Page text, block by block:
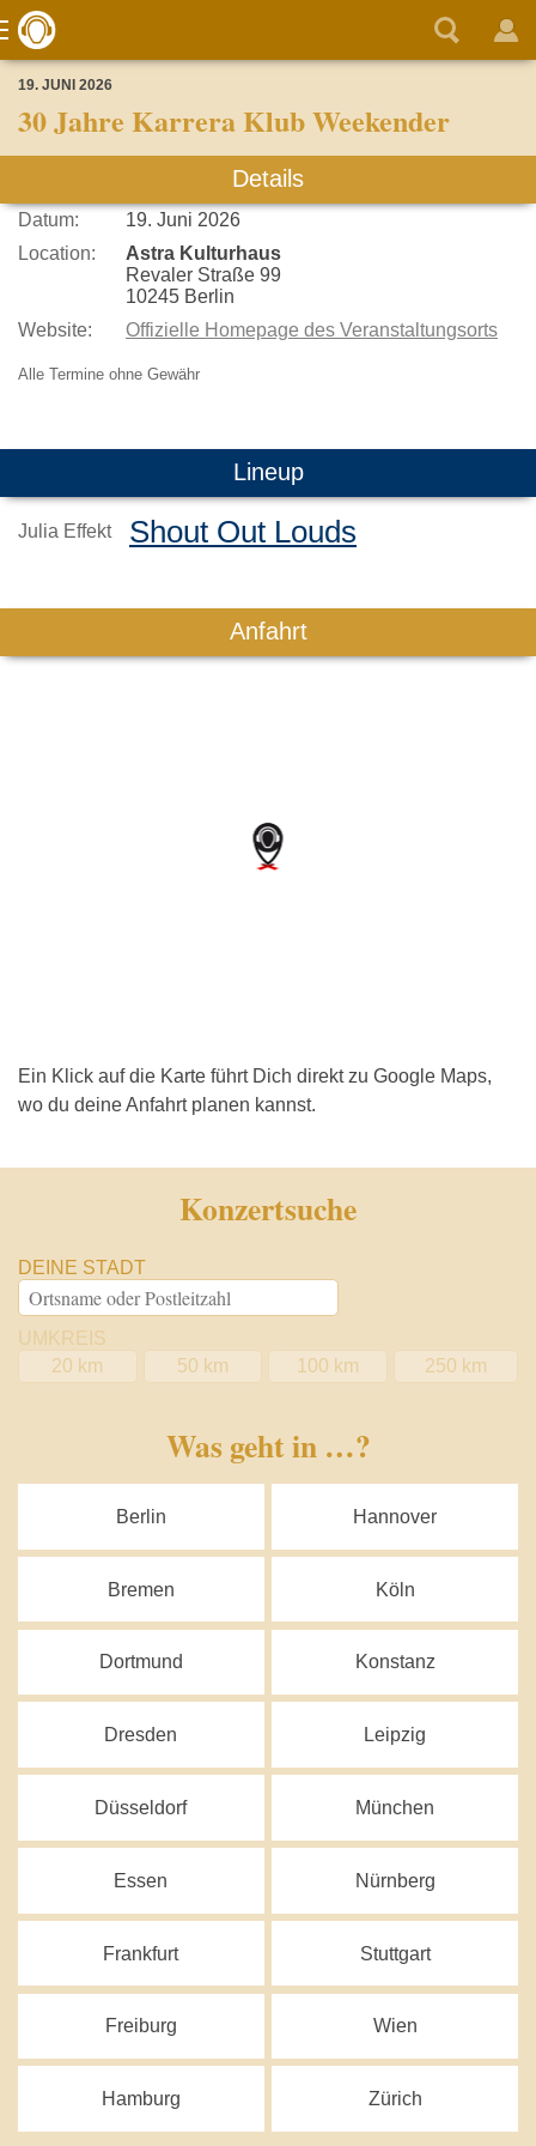
19. JUNI 2026
30 Jahre Karrera Klub Weekender
Details
Datum:
19. Juni 2026
Location:
Astra Kulturhaus
Revaler Straße 99
10245 Berlin
Website:
Offizielle Homepage des Veranstaltungsorts
Alle Termine ohne Gewähr
Lineup
Julia Effekt Shout Out Louds
Anfahrt
Ein Klick auf die Karte führt Dich direkt zu Google Maps,
wo du deine Anfahrt planen kannst.
Konzertsuche
DEINE STADT
UMKREIS
20 km
50 km 100 km 250 km
Was geht in …?
Berlin
Bremen
Dortmund
Dresden
Düsseldorf
Essen
Frankfurt
Freiburg
Hamburg
Hannover
Köln
Konstanz
Leipzig
München
Nürnberg
Stuttgart
Wien
Zürich